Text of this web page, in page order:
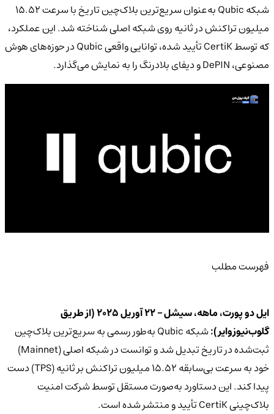
شبکه Qubic به‌عنوان سریع‌ترین بلاک‌چین تاریخ با سرعت ۱۵.۵۲
میلیون تراکنش در ثانیه روی شبکه اصلی شناخته شد. این عملکرد،
که توسط CertiK تأیید شده، توانایی واقعی Qubic در حوزه‌های هوش
مصنوعی، DePIN و دیفای بلادرنگ را به نمایش می‌گذارد.
فهرست مطلب
ایل دو پورت، ماهه، سیشل – ۲۲ آوریل ۲۰۲۵ (از طریق
گلوب‌نیوزوایر):
شبکه Qubic به‌طور رسمی به سریع‌ترین بلاک‌چین
ثبت‌شده در تاریخ تبدیل شد و توانست در شبکه اصلی (Mainnet)
خود به سرعت بی‌سابقه ۱۵.۵۲ میلیون تراکنش بر ثانیه (TPS) دست
پیدا کند. این دستاورد به‌صورت مستقل توسط شرکت امنیت
بلاک‌چینی CertiK تأیید و منتشر شده است.